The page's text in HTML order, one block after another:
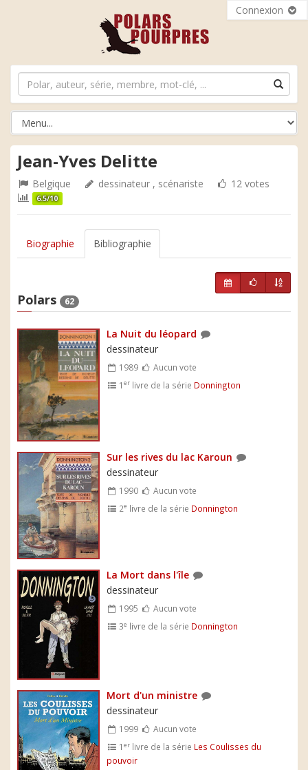
Connexion
Jean-Yves Delitte
Belgique dessinateur , scénariste 12 votes
6.5/10
Biographie Bibliographie
Polars 62
La Nuit du léopard
dessinateur
1989
Aucun vote
1er livre de la série Donnington
Sur les rives du lac Karoun
dessinateur
1990
Aucun vote
2e livre de la série Donnington
La Mort dans l'île
dessinateur
1995
Aucun vote
3e livre de la série Donnington
Mort d'un ministre
dessinateur
1999
Aucun vote
1er livre de la série Les Coulisses du
pouvoir